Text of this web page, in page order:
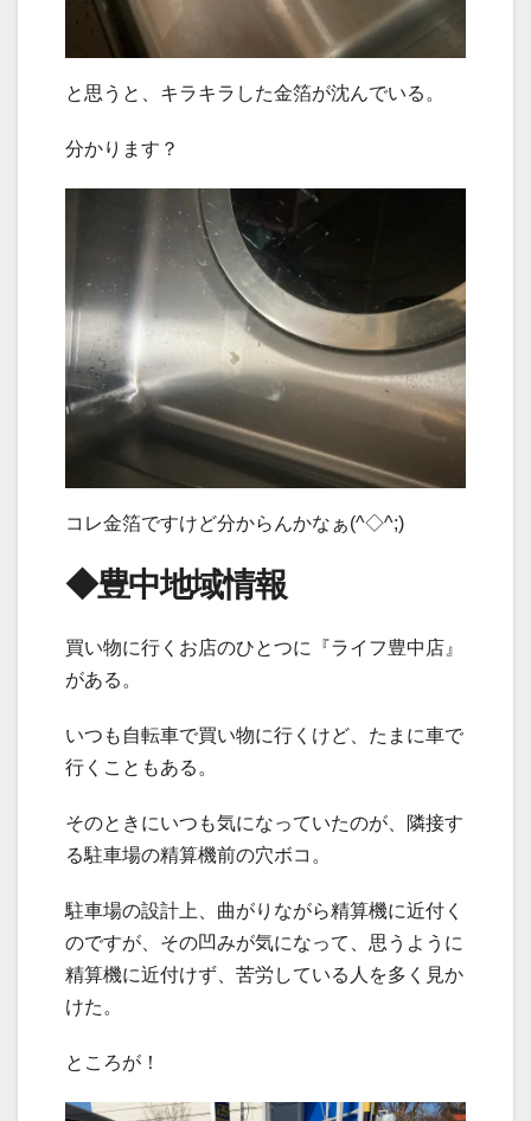
と思うと、キラキラした金箔が沈んでいる。
分かります？
コレ金箔ですけど分からんかなぁ(^◇^;)
◆豊中地域情報
買い物に行くお店のひとつに『ライフ豊中店』
がある。
いつも自転車で買い物に行くけど、たまに車で
行くこともある。
そのときにいつも気になっていたのが、隣接す
る駐車場の精算機前の穴ボコ。
駐車場の設計上、曲がりながら精算機に近付く
のですが、その凹みが気になって、思うように
精算機に近付けず、苦労している人を多く見か
けた。
ところが！